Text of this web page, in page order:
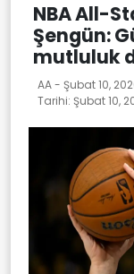
NBA All-
Şengün:
mutluluk
AA - Şubat 10,
Tarihi: Şubat 10,